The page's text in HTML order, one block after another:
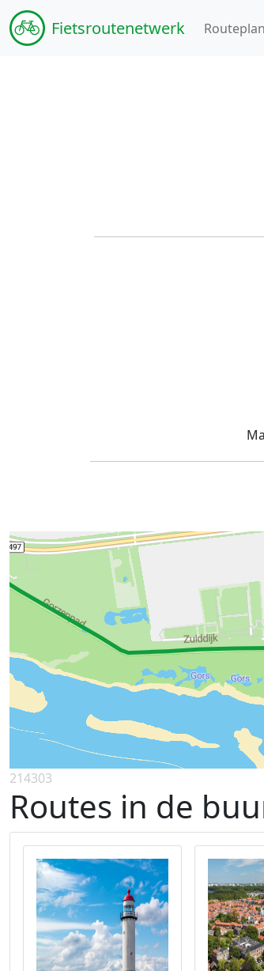
Fietsroutenetwerk
214303
Routes in de